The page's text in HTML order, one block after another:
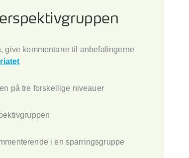
kommentarer til anbefalingerne
på tre forskellige niveauer
i en sparringsgruppe